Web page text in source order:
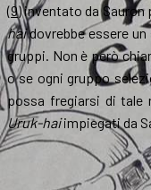
(9)inventato da Sauron
haidovrebbe essere
gruppi. Non è però
o se ogni gruppo
possa fregiarsi di tale
Uruk-haiimpiegati da